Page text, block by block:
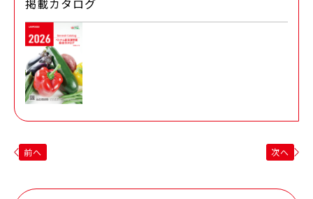
掲載カタログ
前へ 次へ